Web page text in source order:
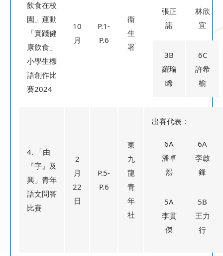
飲食在校
園」運動
「實踐健
康飲食」
小學生標
語創作比
賽2024
10
月
P.1-
P.6
衞
生
署
張正
諾
林欣
宜
3B
羅瑜
睎
6C
許希
榆
4. 「由
『字』及
興」青年
語文問答
比賽
2
月
22
日
P.5-
P.6
東
九
龍
青
年
社
出賽代表：
6A
潘卓
熙
6A
李啟
鋒
5A
李貫
傑
5B
王力
行